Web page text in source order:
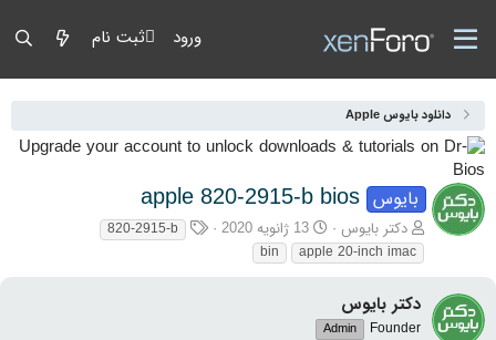
ورود ثبت نام
دانلود بایوس Apple
بایوس apple 820-2915-b bios
آغازگر گفتمان
دکتر بایوس تاریخ شروع
13 ژانویه 2020 برچسب‌ها
820-2915-b
apple 20-inch imac
bin
دکتر بایوس
Founder
Admin